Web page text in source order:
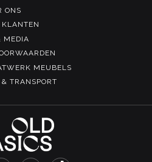
ONS
KLANTEN
MEDIA
MEUBELS
TRANSPORT